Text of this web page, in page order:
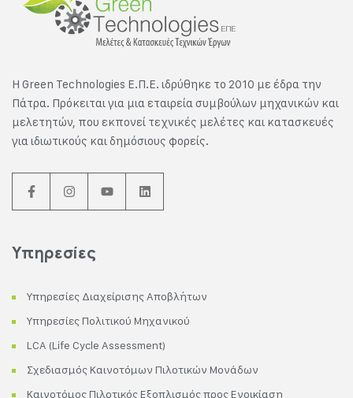
Η Green Technologies E.Π.Ε. ιδρύθηκε το 2010 με έδρα την
Πάτρα. Πρόκειται για μια εταιρεία συμβούλων μηχανικών και
μελετητών, που εκπονεί τεχνικές μελέτες και κατασκευές
για ιδιωτικούς και δημόσιους φορείς.
Υπηρεσίες
Υπηρεσίες Διαχείρισης Αποβλήτων
Υπηρεσίες Πολιτικού Μηχανικού
LCA (Life Cycle Assessment)
Σχεδιασμός Καινοτόμων Πιλοτικών Μονάδων
Καινοτόμος Πιλοτικός Εξοπλισμός προς Ενοικίαση